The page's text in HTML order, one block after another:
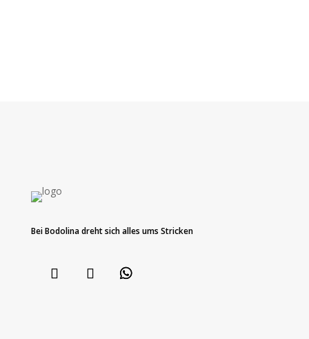
Bei Bodolina dreht sich alles ums Stricken